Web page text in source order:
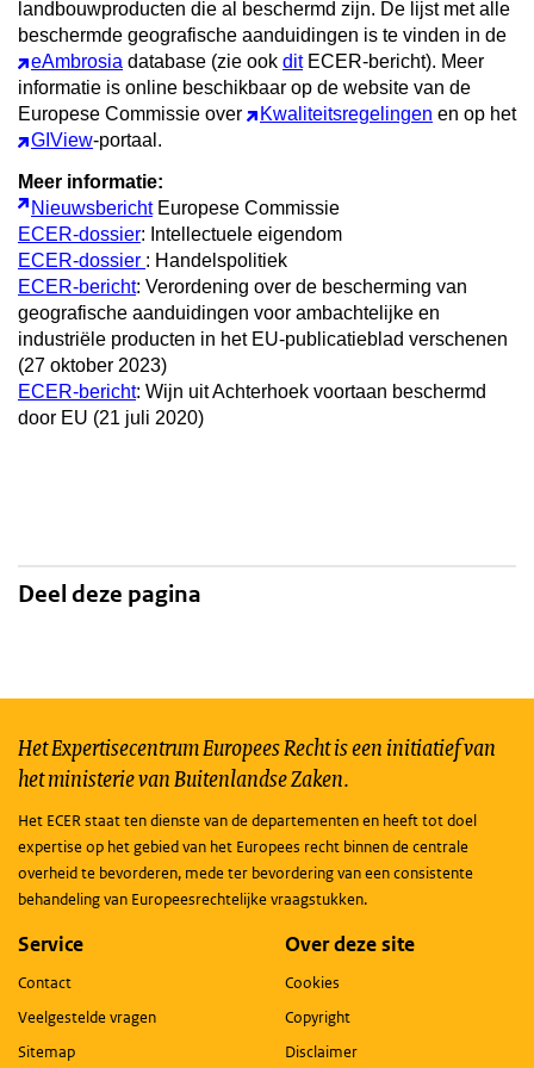
landbouwproducten die al beschermd zijn. De lijst met alle
beschermde geografische aanduidingen is te vinden in de
eAmbrosia database (zie ook ditECER-bericht). Meer
informatie is online beschikbaar op de website van de
Europese Commissie over
Kwaliteitsregelingen en op het
GIView-portaal.
Meer informatie:
Nieuwsbericht Europese Commissie
ECER-dossier: Intellectuele eigendom
ECER-dossier : Handelspolitiek
ECER-bericht: Verordening over de bescherming van
geografische aanduidingen voor ambachtelijke en
industriële producten in het EU-publicatieblad verschenen
(27 oktober 2023)
ECER-bericht: Wijn uit Achterhoek voortaan beschermd
door EU (21 juli 2020)
Deel deze pagina
Het Expertisecentrum Europees Recht is een initiatief van
het ministerie van Buitenlandse Zaken.
Het ECER staat ten dienste van de departementen en heeft tot doel
expertise op het gebied van het Europees recht binnen de centrale
overheid te bevorderen, mede ter bevordering van een consistente
behandeling van Europeesrechtelijke vraagstukken.
Service
Contact
Veelgestelde vragen
Sitemap
Over deze site
Cookies
Copyright
Disclaimer